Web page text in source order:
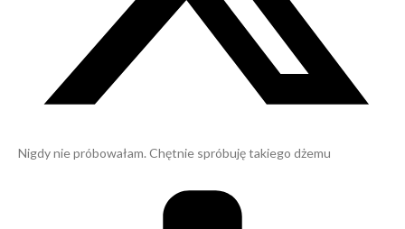
Nigdy nie próbowałam. Chętnie spróbuję takiego dżemu